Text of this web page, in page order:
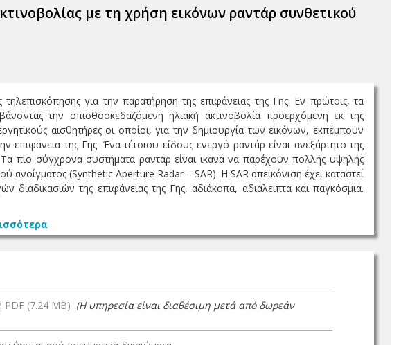
με τη χρήση εικόνων ραντάρ συνθετικού
για την παρατήρηση της επιφάνειας της Γης. Εν πρώτοις, τα
την οπισθοσκεδαζόμενη ηλιακή ακτινοβολία προερχόμενη εκ της
αισθητήρες οι οποίοι, για την δημιουργία των εικόνων, εκπέμπουν
της Γης. Ένα τέτοιου είδους ενεργό ραντάρ είναι ανεξάρτητο της
Τα πιο σύγχρονα συστήματα ραντάρ είναι ικανά να παρέχουν πολλής υψηλής
ανοίγματος (Synthetic Aperture Radar – SAR). Η SAR απεικόνιση έχει καταστεί
της επιφάνειας της Γης, αδιάκοπα, αδιάλειπτα και παγκόσμια.
PDF (7.24 MB) (Η υπηρεσία είναι διαθέσιμη μετά από δωρεάν